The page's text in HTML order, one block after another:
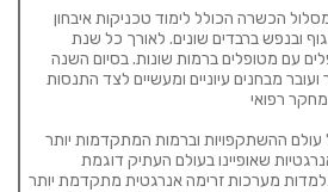
הכשרה הכולל לימוד טכניקות איבחון
ובנפש ברבדים שונים. לאורך כל שנת
עם מטופלים ברמות שונות. בסיום השנה
מבחנים עיוניים ומעשיים לצד התנסות
ההשתקפויות וברמות המתקדמות יותר
שאופיינו בעולם העתיק דוגמת
מערכות זרימה אנרגטית מתקדמת יותר